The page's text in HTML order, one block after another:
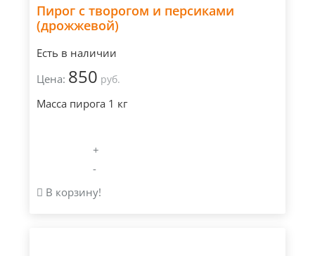
Пирог с творогом и персиками
(дрожжевой)
Есть в наличии
Цена: 850 руб.
Масса пирога 1 кг
+
-
В корзину!